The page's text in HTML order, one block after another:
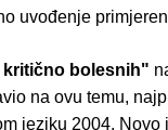
uvođenje
kritično bolesnih"
na ovu temu,
jeziku 2004.